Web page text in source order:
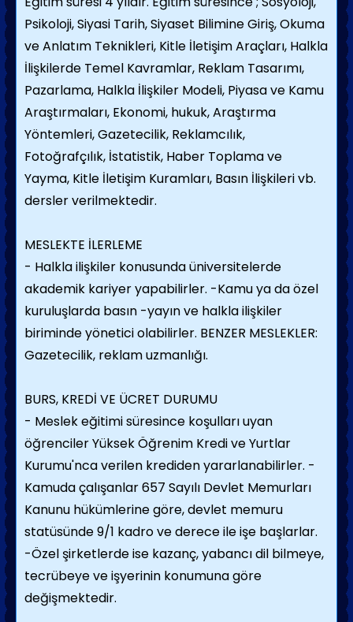
Psikoloji, Siyasi Tarih, Siyaset Bilimine Giriş, Okuma
ve Anlatım Teknikleri, Kitle İletişim Araçları, Halkla
İlişkilerde Temel Kavramlar, Reklam Tasarımı,
Pazarlama, Halkla İlişkiler Modeli, Piyasa ve Kamu
Araştırmaları, Ekonomi, hukuk, Araştırma
Yöntemleri, Gazetecilik, Reklamcılık,
Fotoğrafçılık, İstatistik, Haber Toplama ve
Yayma, Kitle İletişim Kuramları, Basın İlişkileri vb.
dersler verilmektedir.
MESLEKTE İLERLEME
- Halkla ilişkiler konusunda üniversitelerde
akademik kariyer yapabilirler. -Kamu ya da özel
kuruluşlarda basın -yayın ve halkla ilişkiler
biriminde yönetici olabilirler. BENZER MESLEKLER:
Gazetecilik, reklam uzmanlığı.
BURS, KREDİ VE ÜCRET DURUMU
- Meslek eğitimi süresince koşulları uyan
öğrenciler Yüksek Öğrenim Kredi ve Yurtlar
Kurumu'nca verilen krediden yararlanabilirler. -
Kamuda çalışanlar 657 Sayılı Devlet Memurları
Kanunu hükümlerine göre, devlet memuru
statüsünde 9/1 kadro ve derece ile işe başlarlar.
-Özel şirketlerde ise kazanç, yabancı dil bilmeye,
tecrübeye ve işyerinin konumuna göre
değişmektedir.